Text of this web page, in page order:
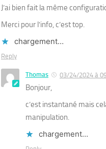
J’ai bien fait la même
Merci pour l’info, c’est top.
chargement…
Reply
Thomas 03/24/2024 à
Bonjour,
c’est instantané mais
manipulation.
chargement…